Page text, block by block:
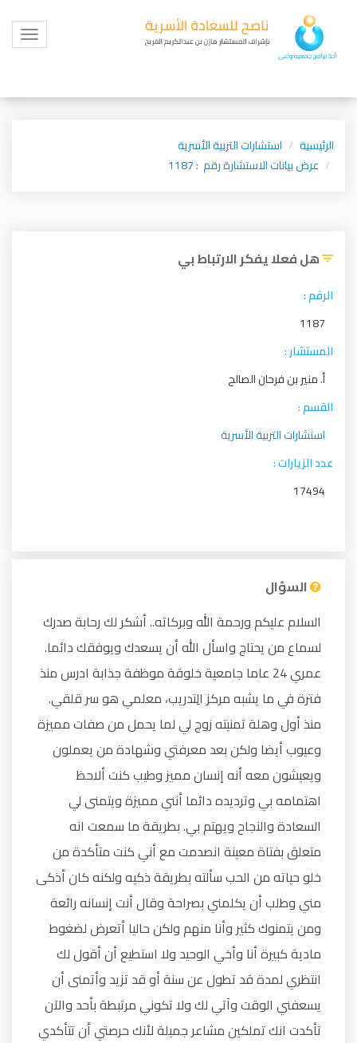
Toggle
الرئيسية
استشارات التربية الأسرية
عرض بيانات الاستشارة رقم : 1187
هل فعلا يفكر الارتباط بي
الرقم :
1187
المستشار :
أ. منير بن فرحان الصالح
القسم :
استشارات التربية الأسرية
عدد الزيارات :
17494
السؤال
السلام عليكم ورحمة الله وبركاته.. أشكر لك رحابة صدرك
لسماع من يحتاج واسأل الله أن يسعدك ويوفقك دائما.
عمري 24 عاما جامعية خلوقة موظفة جذابة ادرس منذ
فترة في ما يشبه مركز الِتدريب، معلمي هو سر قلقي.
منذ أول وهلة تمنيته زوج لي لما يحمل من صفات مميزة
وعيوب أيضا ولكن بعد معرفتي وشهادة من يعملون
ويعيشون معه أنه إنسان مميز وطيب كنت ألاحظ
اهتمامه بي وترديده دائما أنني مميزة ويتمنى لي
السعادة والنجاح ويهتم بي. بطريقة ما سمعت انه
متعلق بفتاة معينة انصدمت مع أني كنت متأكدة من
خلو حياته من الحب سألته بطريقة ذكيه ولكنه كان أذكى
مني وطلب أن يكلمني بصراحة وقال أنت إنسانه رائعة
ومن يتمنوك كثير وأنا منهم ولكن حاليا أتعرض لضغوط
مادية كبيرة أنا وأخي الوحيد ولا استطيع أن أقول لك
انتظري لمدة قد تطول عن سنة أو قد تزيد وأتمنى أن
يسعفني الوقت وآتي لك ولا تكوني مرتبطة بأحد والآن
تأكدت انك تملكين مشاعر جميلة لأنك حرصتي أن تتأكدي